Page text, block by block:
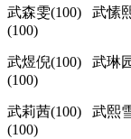
武森雯(100) 武愫
(100)
武煜倪(100) 武琳
(100)
武莉茜(100) 武熙
(100)